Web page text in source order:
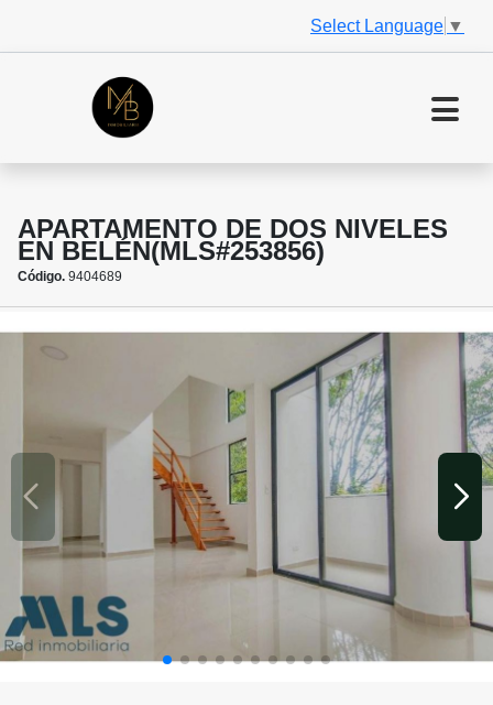
Select Language ▼
APARTAMENTO DE DOS NIVELES
EN BELÉN(MLS#253856)
Código. 9404689